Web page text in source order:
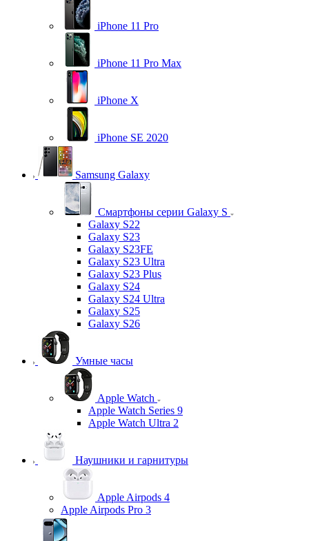
iPhone 11 Pro
iPhone 11 Pro Max
iPhone X
iPhone SE 2020
Samsung Galaxy
Смартфоны серии Galaxy S
Galaxy S22
Galaxy S23
Galaxy S23FE
Galaxy S23 Ultra
Galaxy S23 Plus
Galaxy S24
Galaxy S24 Ultra
Galaxy S25
Galaxy S26
Умные часы
Apple Watch
Apple Watch Series 9
Apple Watch Ultra 2
Наушники и гарнитуры
Apple Airpods 4
Apple Airpods Pro 3